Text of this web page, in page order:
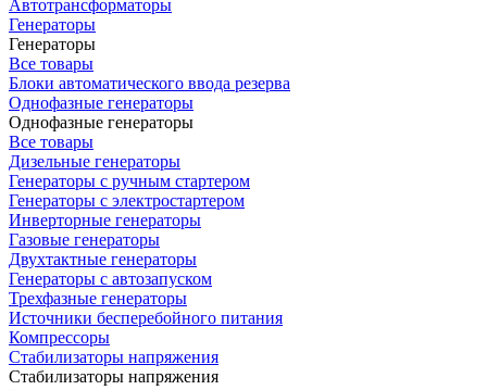
Автотрансформаторы
Генераторы
Генераторы
Все товары
Блоки автоматического ввода резерва
Однофазные генераторы
Однофазные генераторы
Все товары
Дизельные генераторы
Генераторы с ручным стартером
Генераторы с электростартером
Инверторные генераторы
Газовые генераторы
Двухтактные генераторы
Генераторы с автозапуском
Трехфазные генераторы
Источники бесперебойного питания
Компрессоры
Стабилизаторы напряжения
Стабилизаторы напряжения